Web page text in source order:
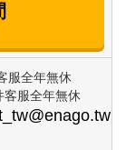
服全年無休
客服全年無休